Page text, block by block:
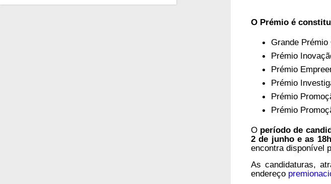
O Prémio é
Grande Prémio
Prémio
Prémio
Prémio
Prémio
Prémio
O período de
2 de junho e as
encontra disponível
As candidaturas,
endereço